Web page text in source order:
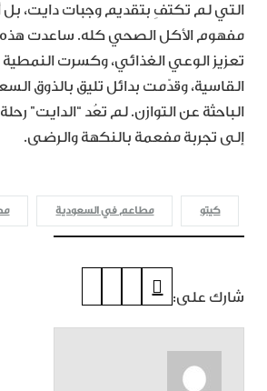
التي لم تكتفِ بتقديم وجبات دايت، بل
مفهوم الأكل الصحي كله. ساعدت
تعزيز الوعي الغذائي، وكسرت النمطية
القاسية، وقدّمت بدائل تليق بالذوق
الباحثة عن التوازن. لم تعُد “الدايت”
إلى تجربة مفعمة بالنكهة والرضى.
كيتو مطاعم في السعودية
شارك على: